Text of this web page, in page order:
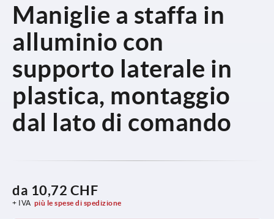
Maniglie a staffa in
alluminio con
supporto laterale in
plastica, montaggio
dal lato di comando
da 10,72 CHF
+ IVA più le spese di spedizione